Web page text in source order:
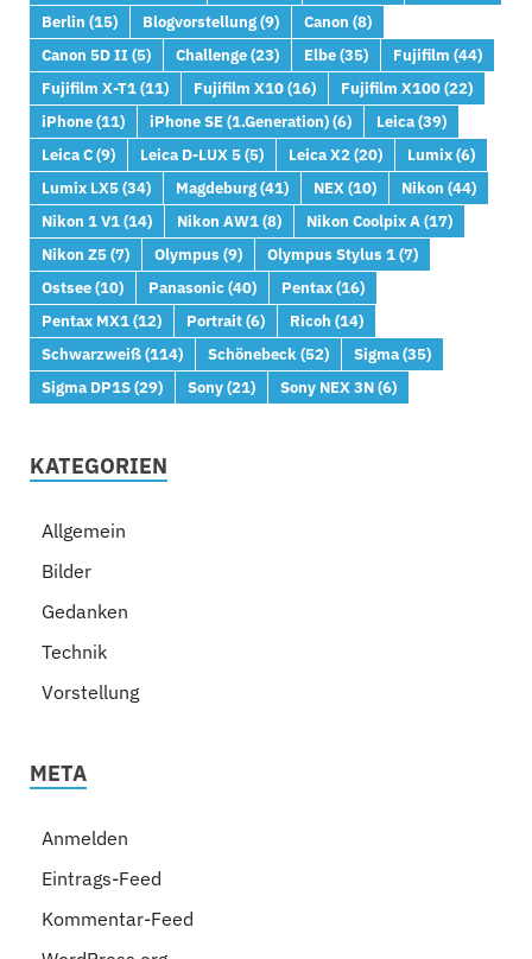
Berlin (15) Blogvorstellung(9) Canon (8)
Canon 5D II (5) Challenge(23) Elbe(35) Fujifilm (44)
Fujifilm X-T1(11) Fujifilm X10(16) Fujifilm X100(22)
iPhone(11) iPhone SE (1.Generation)(6) Leica(39)
Leica C(9) Leica D-LUX 5(5) Leica X2(20) Lumix(6)
Lumix LX5(34) Magdeburg(41) NEX(10) Nikon (44)
Nikon 1 V1(14) Nikon AW1(8) Nikon Coolpix A(17)
Nikon Z5(7) Olympus (9) Olympus Stylus 1(7)
Ostsee(10) Panasonic(40) Pentax(16)
Pentax MX1(12) Portrait(6) Ricoh (14)
Schwarzweiß(114) Schönebeck(52) Sigma(35)
Sigma DP1S(29) Sony(21) Sony NEX 3N(6)
KATEGORIEN
Allgemein
Bilder
Gedanken
Technik
Vorstellung
META
Anmelden
Eintrags-Feed
Kommentar-Feed